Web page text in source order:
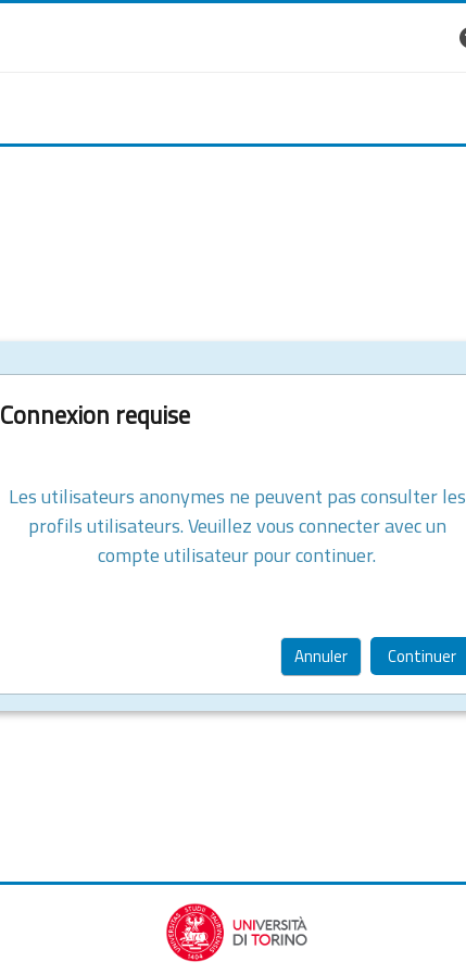
Connexion requise
Les utilisateurs anonymes ne peuvent pas consulter les
profils utilisateurs. Veuillez vous connecter avec un
compte utilisateur pour continuer.
Annuler Continuer